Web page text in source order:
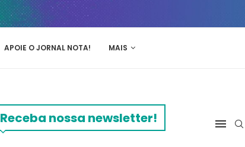
APOIE O JORNAL NOTA! MAIS
Receba nossa newsletter!